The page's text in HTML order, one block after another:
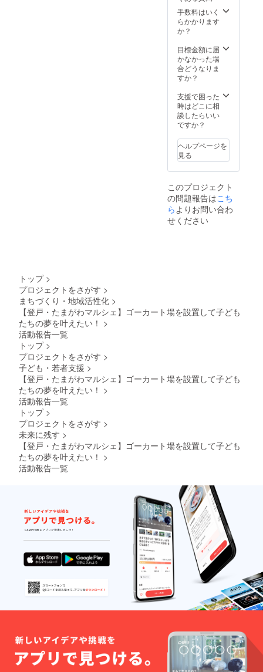
行しま
す。
いたし
ます
はご購
入者様
負担と
で、振
込手数
料を引
いた額
致しま
す）。
当日限
りで
は4月27
日(日)に
順延と
程にて
リター
ンを履
行いた
す。順
延日程
も中止
の場合
り、口
座振込
にて全
額返金
いたし
で、振
予報が
出され
た場
催者の
判断で
イベン
トを中
る場合
があり
ます。
手数料はいく
らかかります
か？
目標金額に届
かなかった場
合どうなりま
すか？
支援で困った
時はどこに相
談したらいい
ですか？
ヘルプページを
見る
このプロジェクト
の問題報告はこち
ら よりお問い合わ
せください
トップ >
プロジェクトをさがす >
まちづくり・地域活性化 >
【登戸・たまがわマルシェ】ゴーカート場を設置して子ども
たちの夢を叶えたい！ >
活動報告一覧
トップ >
プロジェクトをさがす >
子ども・若者支援 >
【登戸・たまがわマルシェ】ゴーカート場を設置して子ども
たちの夢を叶えたい！ >
活動報告一覧
トップ >
プロジェクトをさがす >
未来に残す >
【登戸・たまがわマルシェ】ゴーカート場を設置して子ども
たちの夢を叶えたい！ >
活動報告一覧